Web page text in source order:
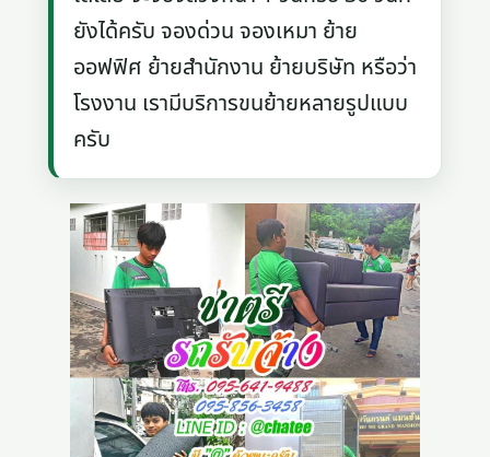
ยังได้ครับ จองด่วน จองเหมา ย้าย
ออฟฟิศ ย้ายสำนักงาน ย้ายบริษัท หรือว่า
โรงงาน เรามีบริการขนย้ายหลายรูปแบบ
ครับ